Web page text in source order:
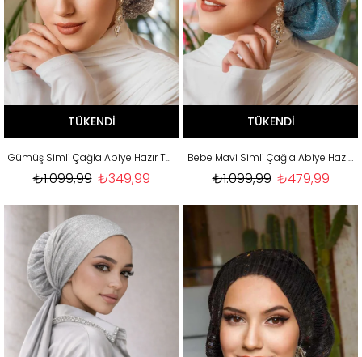
TÜKENDI
Gümüş Simli Çağla Abiye Hazır Türban
₺349,99
₺1.099,99
TÜKENDI
Bebe Mavi Simli Çağla Abiye Hazır Türban
₺479,99
₺1.099,99